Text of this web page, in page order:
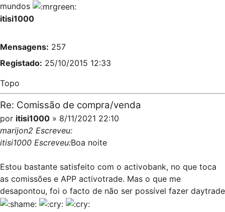
mundos
itisi1000
Mensagens: 257
Registado: 25/10/2015 12:33
Topo
Re: Comissão de compra/venda
por itisi1000 » 8/11/2021 22:10
marijon2 Escreveu:
itisi1000 Escreveu:Boa noite
Estou bastante satisfeito com o activobank, no que toca
as comissões e APP activotrade. Mas o que me
desapontou, foi o facto de não ser possível fazer daytrade